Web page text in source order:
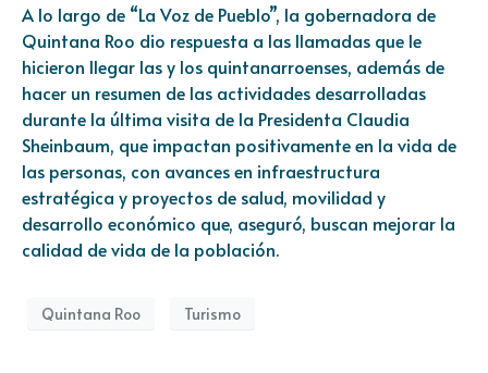
A lo largo de “La Voz de Pueblo”, la gobernadora de
Quintana Roo dio respuesta a las llamadas que le
hicieron llegar las y los quintanarroenses, además de
hacer un resumen de las actividades desarrolladas
durante la última visita de la Presidenta Claudia
Sheinbaum, que impactan positivamente en la vida de
las personas, con avances en infraestructura
estratégica y proyectos de salud, movilidad y
desarrollo económico que, aseguró, buscan mejorar la
calidad de vida de la población.
Quintana Roo Turismo